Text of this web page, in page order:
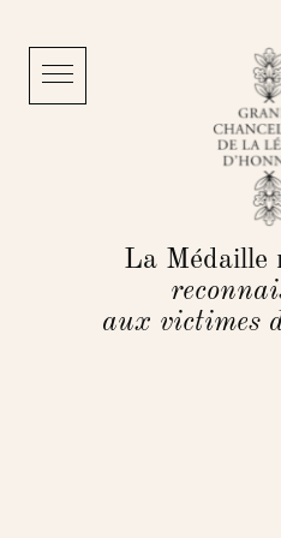
Menu
La Médaille
aux victimes